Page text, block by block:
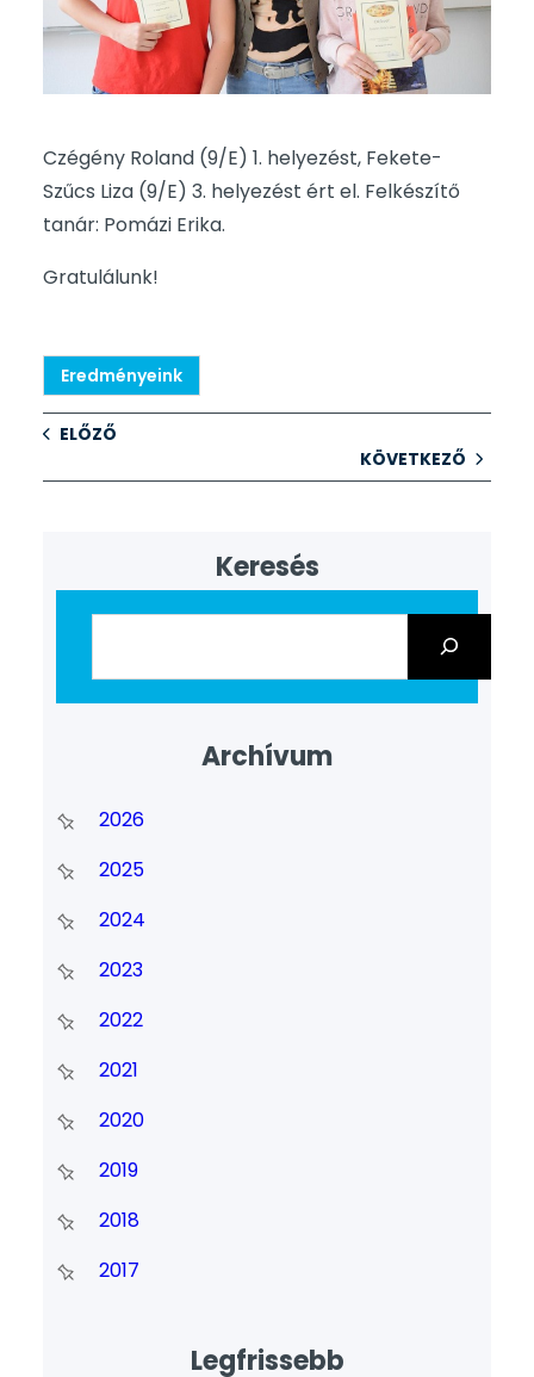
Czégény Roland (9/E) 1. helyezést, Fekete-
Szűcs Liza (9/E) 3. helyezést ért el. Felkészítő
tanár: Pomázi Erika.
Gratulálunk!
Eredményeink
ELŐZŐ
KÖVETKEZŐ
Keresés
Archívum
2026
2025
2024
2023
2022
2021
2020
2019
2018
2017
Legfrissebb